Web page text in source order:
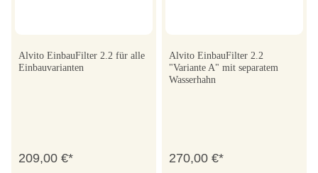
Alvito EinbauFilter 2.2 für alle
Einbauvarianten
209,00 €*
Alvito EinbauFilter 2.2
"Variante A" mit separatem
Wasserhahn
270,00 €*